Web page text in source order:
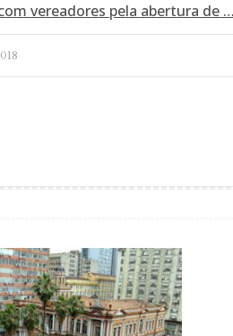
vereadores pela abertura de